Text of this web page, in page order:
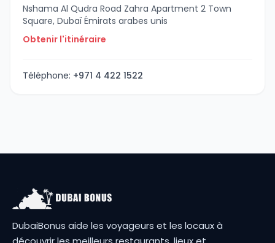
Nshama Al Qudra Road Zahra Apartment 2 Town
Square, Dubaï Émirats arabes unis
Obtenir l'itinéraire
Téléphone: +971 4 422 1522
DubaiBonus aide les voyageurs et les locaux à